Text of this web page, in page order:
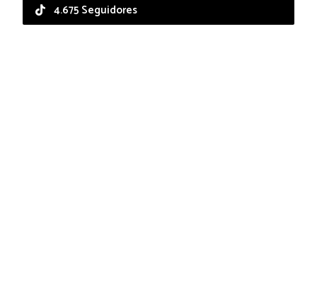
4.675 Seguidores